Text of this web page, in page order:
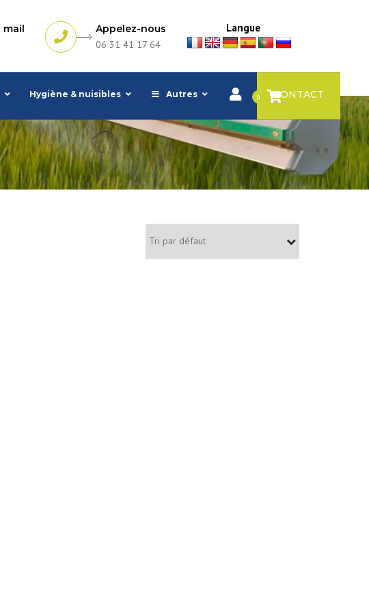
mail
Appelez-nous
06 31 41 17 64
Langue
Hygiène & nuisibles Autres 0 CONTACT